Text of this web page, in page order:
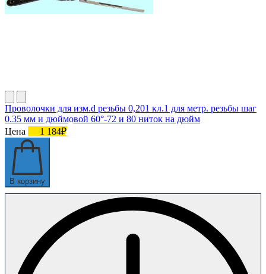
Проволочки для изм.d резьбы 0,201 кл.1 для метр. резьбы шаг
0.35 мм и дюймовой 60°-72 и 80 ниток на дюйм
Цена
1 184₽
В корзину